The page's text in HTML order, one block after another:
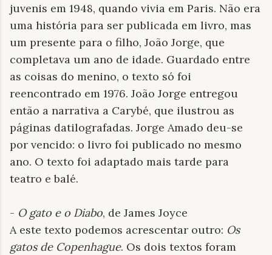
juvenis em 1948, quando vivia em Paris. Não era
uma história para ser publicada em livro, mas
um presente para o filho, João Jorge, que
completava um ano de idade. Guardado entre
as coisas do menino, o texto só foi
reencontrado em 1976. João Jorge entregou
então a narrativa a Carybé, que ilustrou as
páginas datilografadas. Jorge Amado deu-se
por vencido: o livro foi publicado no mesmo
ano. O texto foi adaptado mais tarde para
teatro e balé.
- O gato e o Diabo, de James Joyce
A este texto podemos acrescentar outro: Os
gatos de Copenhague. Os dois textos foram